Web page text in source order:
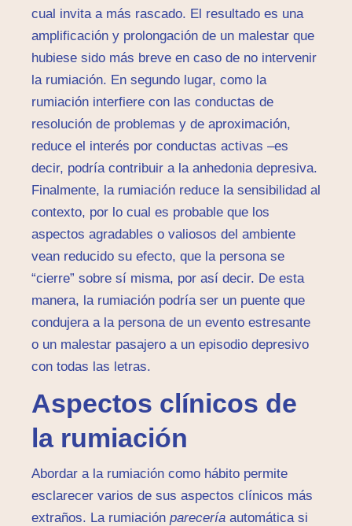
cual invita a más rascado. El resultado es una
amplificación y prolongación de un malestar que
hubiese sido más breve en caso de no intervenir
la rumiación. En segundo lugar, como la
rumiación interfiere con las conductas de
resolución de problemas y de aproximación,
reduce el interés por conductas activas –es
decir, podría contribuir a la anhedonia depresiva.
Finalmente, la rumiación reduce la sensibilidad al
contexto, por lo cual es probable que los
aspectos agradables o valiosos del ambiente
vean reducido su efecto, que la persona se
“cierre” sobre sí misma, por así decir. De esta
manera, la rumiación podría ser un puente que
condujera a la persona de un evento estresante
o un malestar pasajero a un episodio depresivo
con todas las letras.
Aspectos clínicos de
la rumiación
Abordar a la rumiación como hábito permite
esclarecer varios de sus aspectos clínicos más
extraños. La rumiación parecería automática si